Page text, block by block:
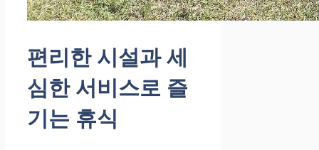
편리한 시설과 세
심한 서비스로 즐
기는 휴식